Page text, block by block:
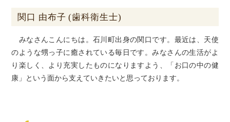
関口 由布子 (歯科衛生士)
みなさんこんにちは。石川町出身の関口です。最近は、天使
のような甥っ子に癒されている毎日です。みなさんの生活がよ
り楽しく、より充実したものになりますよう、「お口の中の健
康」という面から支えていきたいと思っております。